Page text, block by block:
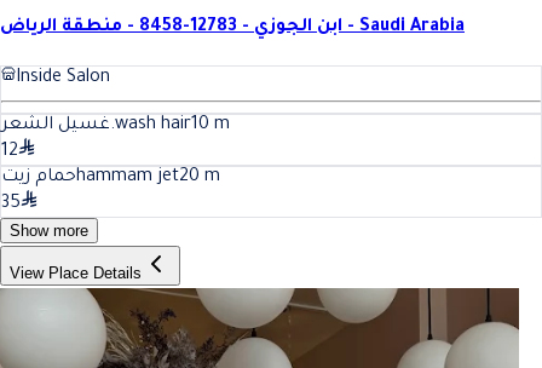
ابن الجوزي - 12783-8458 - منطقة الرياض - Saudi Arabia
Inside Salon
غسيل الشعر.wash hair10 m
12
حمام زيتhammam jet20 m
35
Show more
View Place Details